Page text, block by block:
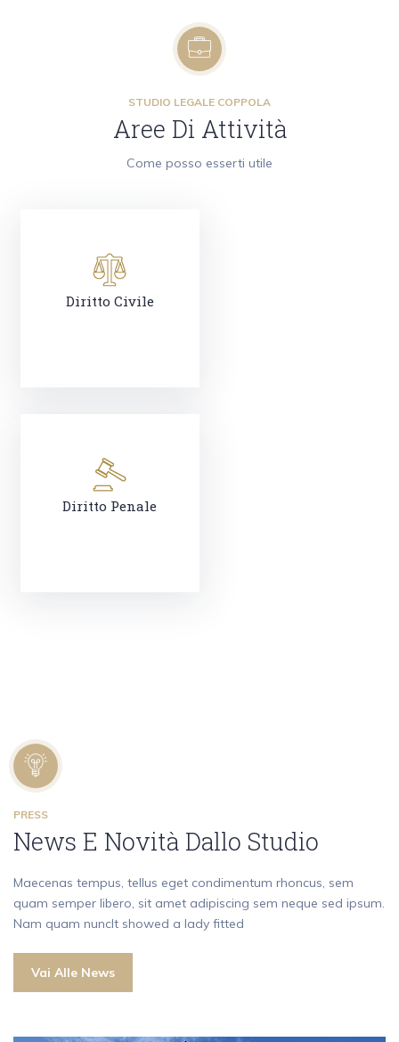
STUDIO LEGALE COPPOLA
Aree Di Attività
Come posso esserti utile
Diritto Civile
Diritto Penale
PRESS
News E Novità Dallo Studio
Maecenas tempus, tellus eget condimentum rhoncus, sem
quam semper libero, sit amet adipiscing sem neque sed ipsum.
Nam quam nuncIt showed a lady fitted
Vai Alle News